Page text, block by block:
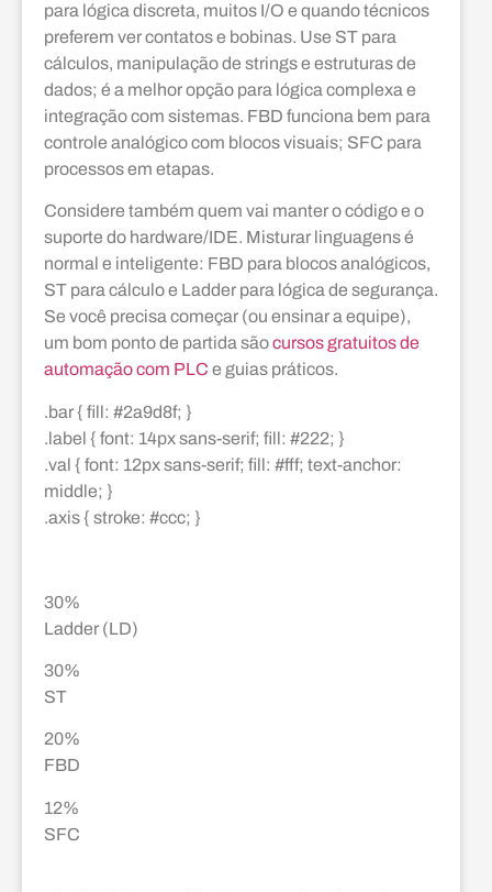
para lógica discreta, muitos I/O e quando técnicos
preferem ver contatos e bobinas. Use ST para
cálculos, manipulação de strings e estruturas de
dados; é a melhor opção para lógica complexa e
integração com sistemas. FBD funciona bem para
controle analógico com blocos visuais; SFC para
processos em etapas.
Considere também quem vai manter o código e o
suporte do hardware/IDE. Misturar linguagens é
normal e inteligente: FBD para blocos analógicos,
ST para cálculo e Ladder para lógica de segurança.
Se você precisa começar (ou ensinar a equipe),
um bom ponto de partida sãocursos gratuitos de
automação com PLC e guias práticos.
.bar { fill: #2a9d8f; }
.label { font: 14px sans-serif; fill: #222; }
.val { font: 12px sans-serif; fill: #fff; text-anchor:
middle; }
.axis { stroke: #ccc; }
30%
Ladder (LD)
30%
ST
20%
FBD
12%
SFC